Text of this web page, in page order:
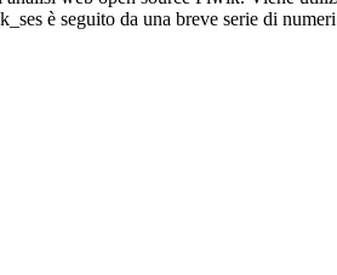
è seguito da una breve serie di